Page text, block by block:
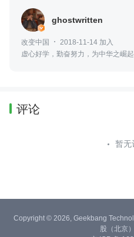
ghostwritten
改变中国
2018-11-14 加入
虚心好学，勤奋努力，为中华之崛起
评论
暂无
Copyright © 2026, Geekbang
股（北京